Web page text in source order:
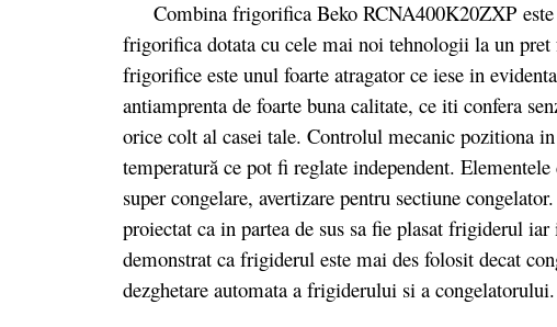
Combina frigorifica Beko RCNA400K20ZXP este
frigorifica dotata cu cele mai noi tehnologii la un
frigorifice este unul foarte atragator ce iese in
antiamprenta de foarte buna calitate, ce iti confera
orice colt al casei tale. Controlul mecanic pozitiona
temperatură ce pot fi reglate independent.
super congelare, avertizare pentru sectiune
proiectat ca in partea de sus sa fie plasat frigiderul
demonstrat ca frigiderul este mai des folosit decat
dezghetare automata a frigiderului si a congelatorului.